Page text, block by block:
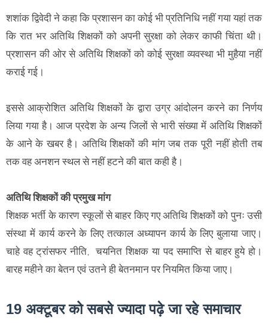
शशांक द्विवेदी ने कहा कि प्रशासन का कोई भी प्रतिनिधि नहीं गया यहां तक
कि रात भर अतिथि शिक्षकों को अपनी सुरक्षा को लेकर काफी चिंता थी।
प्रशासन की ओर से अतिथि शिक्षकों को कोई सुरक्षा व्यवस्था भी मुहैया नहीं
कराई गई।
इससे आक्रोशित अतिथि शिक्षकों के द्वारा उग्र आंदोलन करने का निर्णय
लिया गया है। आज प्रदेश के अन्य जिलों से भारी संख्या में अतिथि शिक्षकों
के आने के खबर है। अतिथि शिक्षकों की मांग जब तक पूरी नहीं होती तब
तक वह अनशन स्थल से नहीं हटने की बात कही है।
अतिथि शिक्षकों की प्रमुख मांग
शिक्षक भर्ती के कारण स्कूलों से बाहर किए गए अतिथि शिक्षकों को पुनः उसी
संस्था में कार्य करने के लिए तत्काल अध्यापन कार्य के लिए बुलाया जाए।
चाहे वह ट्रांसफर नीति, चयनित शिक्षक या पद समाप्ति से बाहर हुये हो।
बारह महीने का बेतन एवं उतने ही बेतनमान पर नियमित किया जाए।
19 अक्टूबर को सबसे ज्यादा पढ़े जा रहे समाचार